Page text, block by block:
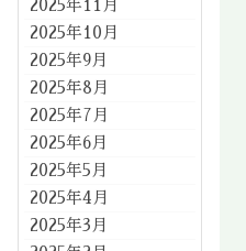
2025年11月
2025年10月
2025年9月
2025年8月
2025年7月
2025年6月
2025年5月
2025年4月
2025年3月